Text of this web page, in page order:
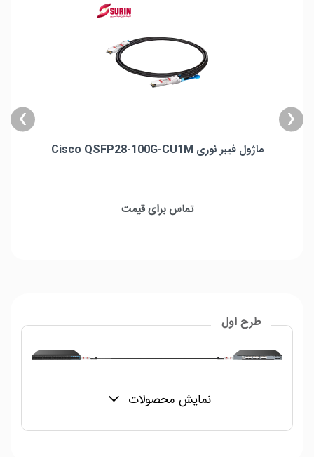
ماژول فیبر نوری Cisco QSFP28-100G-CU1M
حداکثر پهنای باند : 100Gbpsتماس برای قیمت
‹
›
طرح اول
نمایش محصولات